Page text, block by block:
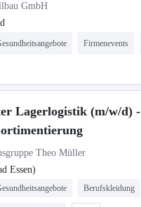
GmbH
Firmenevents
Lagerlogistik (m/w/d) -
Theo Müller
Essen)
Berufskleidung